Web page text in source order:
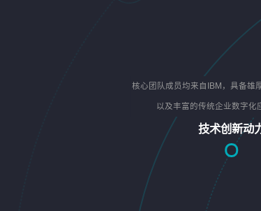
核心团队成员均来自IBM，具备雄
以及丰富的传统企业数字化
技术创新动